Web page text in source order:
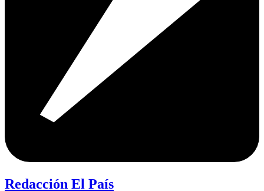
Redacción El País